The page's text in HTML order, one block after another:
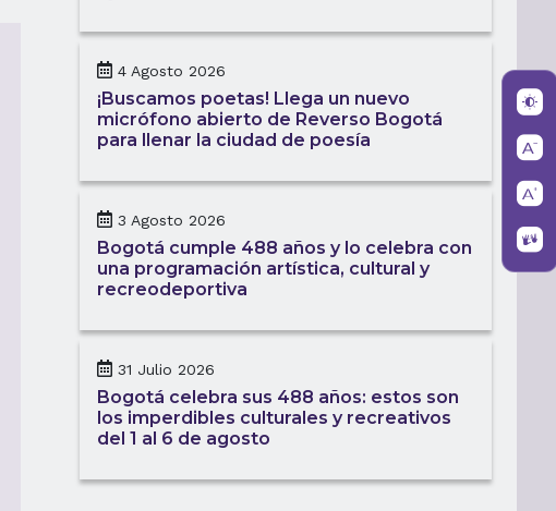
4 Agosto 2026
¡Buscamos poetas! Llega un nuevo
micrófono abierto de Reverso Bogotá
para llenar la ciudad de poesía
3 Agosto 2026
Bogotá cumple 488 años y lo celebra con
una programación artística, cultural y
recreodeportiva
31 Julio 2026
Bogotá celebra sus 488 años: estos son
los imperdibles culturales y recreativos
del 1 al 6 de agosto